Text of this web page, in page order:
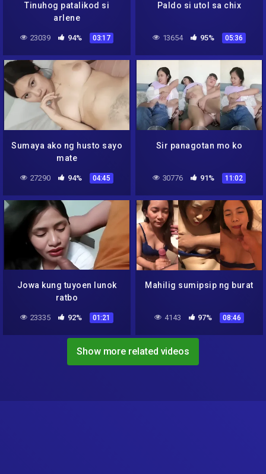
Tinuhog patalikod si
arlene
23039 94% 03:17
Paldo si utol sa chix
13654 95% 05:36
Sumaya ako ng husto sayo
mate
27290 94% 04:45
Sir panagotan mo ko
30776 91% 11:02
Jowa kung tuyoen lunok
ratbo
23335 92% 01:21
Mahilig sumipsip ng burat
4143 97% 08:46
Show more related videos